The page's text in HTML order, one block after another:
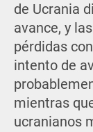
de Ucrania
avance, y
pérdidas
intento de
mientras
ucranianos